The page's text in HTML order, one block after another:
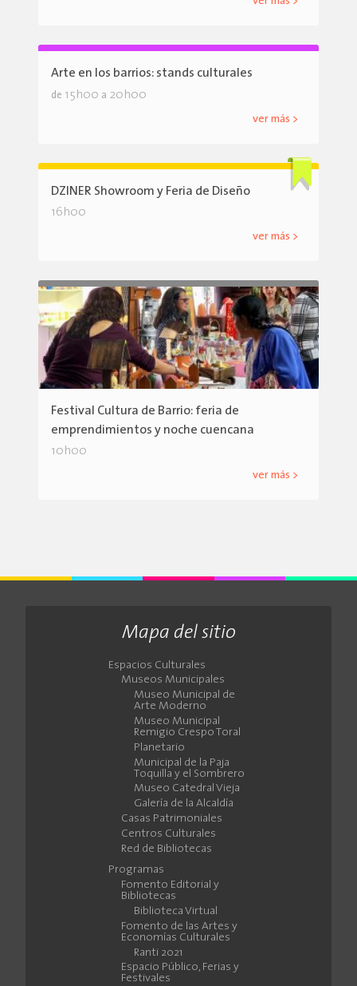
Arte en los barrios: stands culturales
de 15h00 a 20h00
ver más >
DZINER Showroom y Feria de Diseño
16h00
ver más >
Festival Cultura de Barrio: feria de
emprendimientos y noche cuencana
10h00
ver más >
Mapa del sitio
Espacios Culturales
Museos Municipales
Museo Municipal de
Arte Moderno
Museo Municipal
Remigio Crespo Toral
Planetario
Municipal de la Paja
Toquilla y el Sombrero
Museo Catedral Vieja
Galería de la Alcaldía
Casas Patrimoniales
Centros Culturales
Red de Bibliotecas
Programas
Fomento Editorial y
Bibliotecas
Biblioteca Virtual
Fomento de las Artes y
Economías Culturales
Ranti 2021
Espacio Público, Ferias y
Festivales